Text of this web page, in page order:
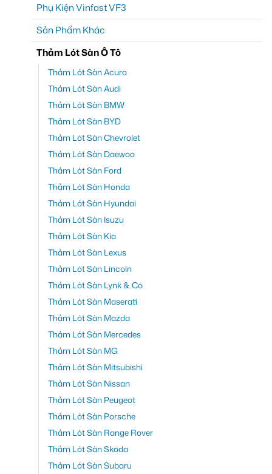
Phụ Kiện Vinfast VF3
Sản Phẩm Khác
Thảm Lót Sàn Ô Tô
Thảm Lót Sàn Acura
Thảm Lót Sàn Audi
Thảm Lót Sàn BMW
Thảm Lót Sàn BYD
Thảm Lót Sàn Chevrolet
Thảm Lót Sàn Daewoo
Thảm Lót Sàn Ford
Thảm Lót Sàn Honda
Thảm Lót Sàn Hyundai
Thảm Lót Sàn Isuzu
Thảm Lót Sàn Kia
Thảm Lót Sàn Lexus
Thảm Lót Sàn Lincoln
Thảm Lót Sàn Lynk & Co
Thảm Lót Sàn Maserati
Thảm Lót Sàn Mazda
Thảm Lót Sàn Mercedes
Thảm Lót Sàn MG
Thảm Lót Sàn Mitsubishi
Thảm Lót Sàn Nissan
Thảm Lót Sàn Peugeot
Thảm Lót Sàn Porsche
Thảm Lót Sàn Range Rover
Thảm Lót Sàn Skoda
Thảm Lót Sàn Subaru